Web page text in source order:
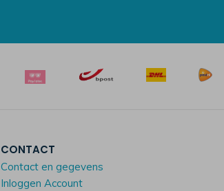
CONTACT
Contact en gegevens
Inloggen Account